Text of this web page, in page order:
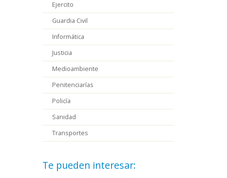
Ejercito
Guardia Civil
Informática
Justicia
Medioambiente
Penitenciarías
Policía
Sanidad
Transportes
Te pueden interesar: